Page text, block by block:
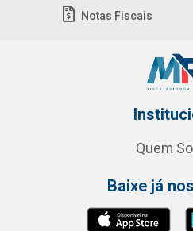
Notas Fiscais
Quem
Baixe já